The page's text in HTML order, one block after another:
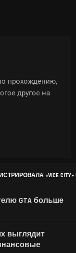
«VICE
GTA больше
выглядит
прохождению,
другое на